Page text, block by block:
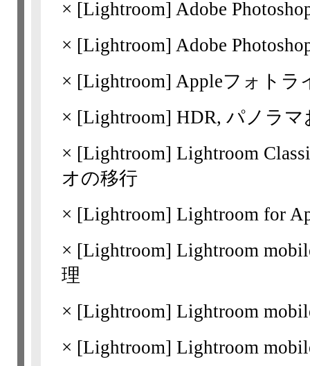
× [Lightroom] Adobe
× [Lightroom] Adobe
× [Lightroom] Appleフォトラ
× [Lightroom] HDR, パノラ
× [Lightroom] Lightroom
オの移行
× [Lightroom] Lightroom for
× [Lightroom] Lightroom
理
× [Lightroom] Lightroom
× [Lightroom] Lightroom